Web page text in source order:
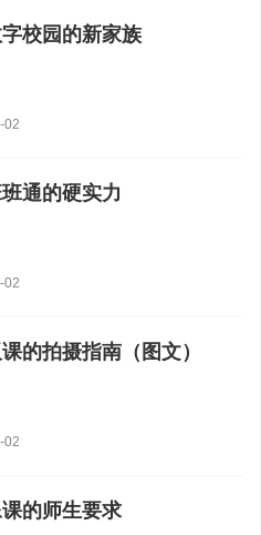
校园的新家族
02
通的硬实力
02
的拍摄指南（图文）
02
的师生要求